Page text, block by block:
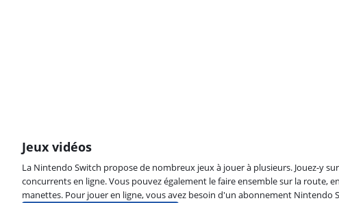
Jeux vidéos
La Nintendo Switch propose de nombreux jeux à jouer à plusieurs. Jouez-y
concurrents en ligne. Vous pouvez également le faire ensemble sur la route,
manettes. Pour jouer en ligne, vous avez besoin d'un abonnement Nintendo